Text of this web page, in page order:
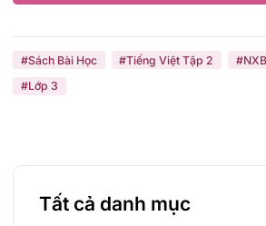
#Sách Bài Học #Tiếng Việt Tập 2
#Lớp 3
Tất cả danh mục